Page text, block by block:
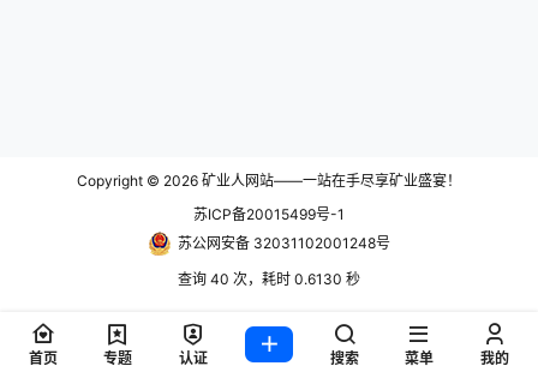
Copyright © 2026 矿业人网站——一站在手尽享矿业盛宴！
苏ICP备20015499号-1
苏公网安备 32031102001248号
查询 40 次，耗时 0.6130 秒
首页 专题 认证 搜索 菜单 我的